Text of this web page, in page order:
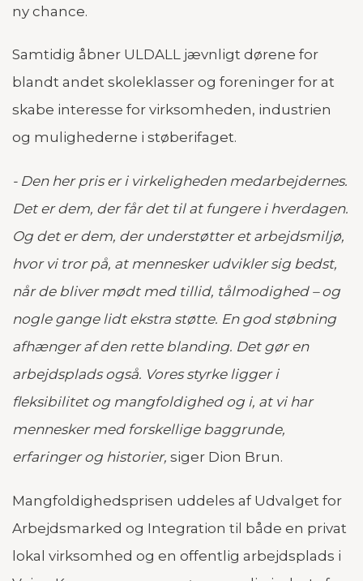
ny chance.
Samtidig åbner ULDALL jævnligt dørene for
blandt andet skoleklasser og foreninger for at
skabe interesse for virksomheden, industrien
og mulighederne i støberifaget.
- Den her pris er i virkeligheden medarbejdernes.
Det er dem, der får det til at fungere i hverdagen.
Og det er dem, der understøtter et arbejdsmiljø,
hvor vi tror på, at mennesker udvikler sig bedst,
når de bliver mødt med tillid, tålmodighed – og
nogle gange lidt ekstra støtte. En god støbning
afhænger af den rette blanding. Det gør en
arbejdsplads også. Vores styrke ligger i
fleksibilitet og mangfoldighed og i, at vi har
mennesker med forskellige baggrunde,
erfaringer og historier, siger Dion Brun.
Mangfoldighedsprisen uddeles af Udvalget for
Arbejdsmarked og Integration til både en privat
lokal virksomhed og en offentlig arbejdsplads i